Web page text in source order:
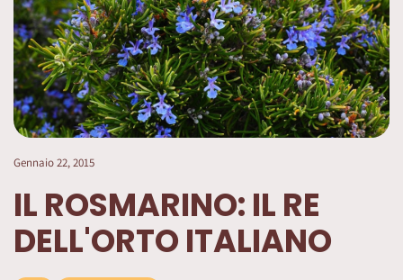
Gennaio 22, 2015
IL ROSMARINO: IL RE
DELL'ORTO ITALIANO